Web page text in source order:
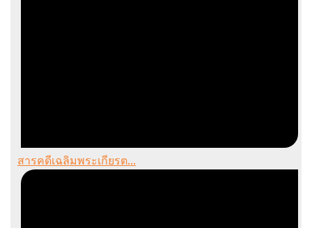
สารคดีเฉลิมพระเกียรต...